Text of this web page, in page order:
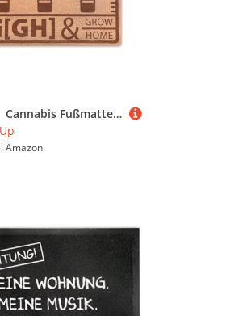
Close Up | Cannabis Fußmatte | Hi[gh] & Grow Home | Lustiger Fußabtreter | Schmutzfänger, rutschfest, Waschbar| Innen und Außen| 40x60cm | Dekoration für Wohnung und Haus
Amazon